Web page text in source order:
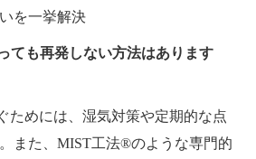
を一挙解決
ても再発しない方法はあります
ためには、湿気対策や定期的な点
また、MIST工法®のような専門的